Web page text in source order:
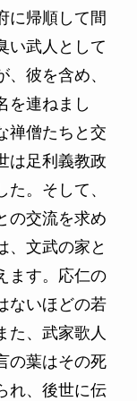
に帰順して間
い武人として
彼を含め、
を連ねまし
禅僧たちと交
は足利義教政
。そして、
の交流を求め
、文武の家と
ます。応仁の
ないほどの若
た、武家歌人
の葉はその死
れ、後世に伝